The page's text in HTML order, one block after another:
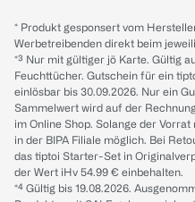
* Produkt gesponsert vom
Werbetreibenden direkt beim
*³ Nur mit gültiger jö Karte. Gültig
Feuchttücher. Gutschein für ein
einlösbar bis 30.09.2026. Nur ein
Sammelwert wird auf der
im Online Shop. Solange der
in der BIPA Filiale möglich. Bei
das tiptoi Starter-Set in
der Wert iHv 54.99 € einbehalten.
*⁴ Gültig bis 19.08.2026.